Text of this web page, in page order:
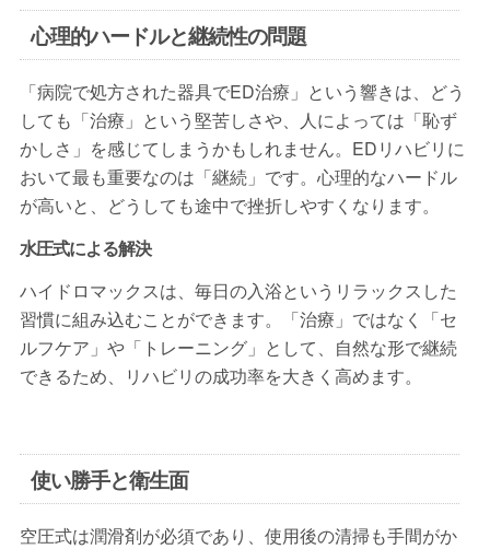
心理的ハードルと継続性の問題
「病院で処方された器具でED治療」という響きは、どう
しても「治療」という堅苦しさや、人によっては「恥ず
かしさ」を感じてしまうかもしれません。EDリハビリに
おいて最も重要なのは「継続」です。心理的なハードル
が高いと、どうしても途中で挫折しやすくなります。
水圧式による解決
ハイドロマックスは、毎日の入浴というリラックスした
習慣に組み込むことができます。「治療」ではなく「セ
ルフケア」や「トレーニング」として、自然な形で継続
できるため、リハビリの成功率を大きく高めます。
使い勝手と衛生面
空圧式は潤滑剤が必須であり、使用後の清掃も手間がか